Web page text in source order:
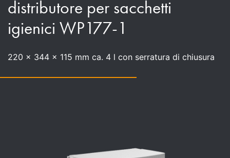
distributore per sacchetti
igienici WP177-1
220 x 344 x 115 mm ca. 4 l con serratura di chiusura